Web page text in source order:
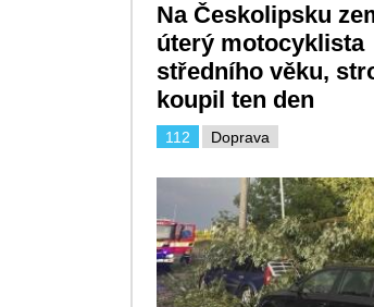
Na Českolipsku
úterý motocyklista
středního věku,
koupil ten den
112 Doprava